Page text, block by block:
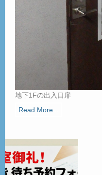
地下1Fの出入口扉
Read More...